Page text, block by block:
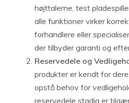
højttalerne, test
alle funktioner virker
forhandlere eller
der tilbyder garanti og
Reservedele og
produkter er kendt for
opstå behov for
reservedele stadig er